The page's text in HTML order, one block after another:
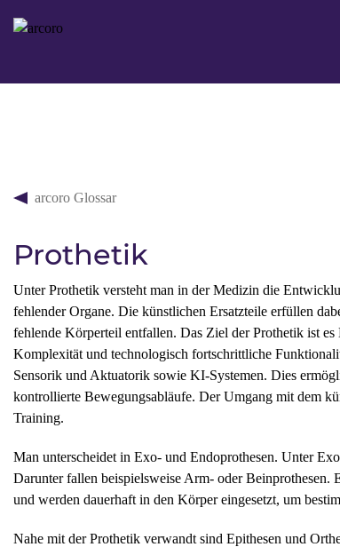
arcoro Glossar
Prothetik
Unter Prothetik versteht man in der Medizin die
fehlender Organe. Die künstlichen Ersatzteile erfüllen
fehlende Körperteil entfallen. Das Ziel der Prothetik ist
Komplexität und technologisch fortschrittliche
Sensorik und Aktuatorik sowie KI-Systemen. Dies
kontrollierte Bewegungsabläufe. Der Umgang mit dem
Training.
Man unterscheidet in Exo- und Endoprothesen. Unter
Darunter fallen beispielsweise Arm- oder Beinprothesen.
und werden dauerhaft in den Körper eingesetzt, um
Nahe mit der Prothetik verwandt sind Epithesen und